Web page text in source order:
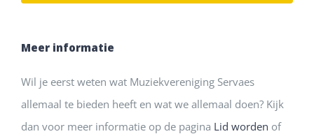
Meer informatie
Wil je eerst weten wat Muziekvereniging Servaes
allemaal te bieden heeft en wat we allemaal doen? Kijk
dan voor meer informatie op de pagina Lid worden of